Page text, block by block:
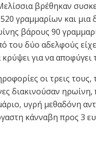
βρέθηκαν
γραμμαρίων και μια
βάρους 90
του δύο αδελφούς είχε
για να
οι τρεις τους,
διακινούσαν ηρωίνη,
υγρή μεθαδόνη
κάνναβη προς 3